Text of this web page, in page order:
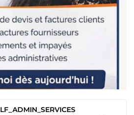
LF_ADMIN_SERVICES